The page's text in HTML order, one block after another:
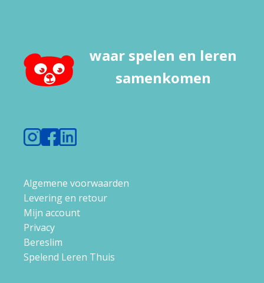
waar spelen en leren
samenkomen
Algemene voorwaarden
Levering en retour
Mijn account
Privacy
Bereslim
Spelend Leren Thuis